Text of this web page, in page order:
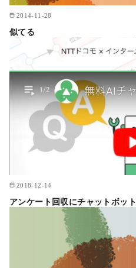
2014-11-28
似てる
2018-12-14
アンケート回収にチャットボット